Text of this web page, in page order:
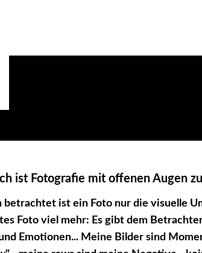
ist Fotografie mit offenen Augen
betrachtet ist ein Foto nur die visuelle
Foto viel mehr: Es gibt dem
Emotionen... Meine Bilder sind